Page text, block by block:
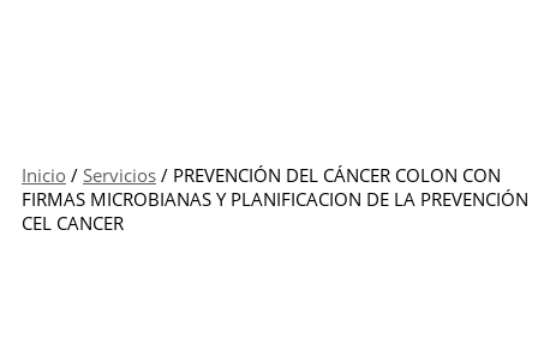
Inicio / Servicios / PREVENCIÓN DEL CÁNCER COLON CON
FIRMAS MICROBIANAS Y PLANIFICACION DE LA PREVENCIÓN
CEL CANCER